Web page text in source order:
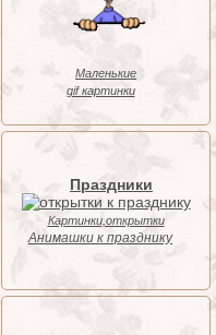
Маленькие
gif картинки
Праздники
Картинки,открытки
Анимашки к празднику